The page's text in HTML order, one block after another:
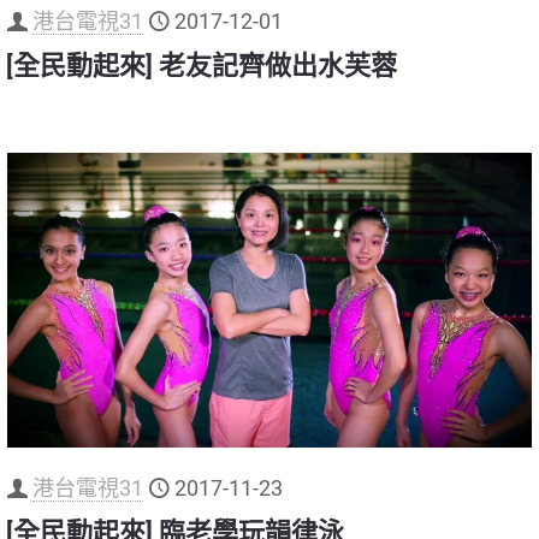
港台電視31 2017-12-01
[全民動起來] 老友記齊做出水芙蓉
港台電視31 2017-11-23
[全民動起來] 臨老學玩韻律泳